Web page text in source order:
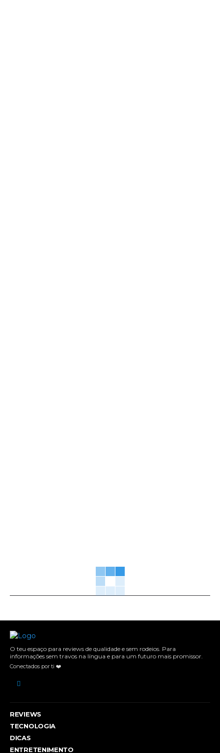
O teu espaço para reviews de qualidade e sem rodeios. Para
informações sem travos na língua e para um futuro mais promissor.
Conectados por ti ❤️
REVIEWS
TECNOLOGIA
DICAS
ENTRETENIMENTO